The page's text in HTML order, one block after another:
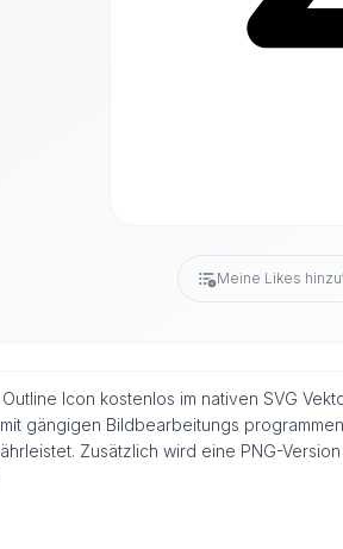
Meine Likes
Icon kostenlos im nativen SVG
gängigen Bildbearbeitungs
Zusätzlich wird eine PNG-